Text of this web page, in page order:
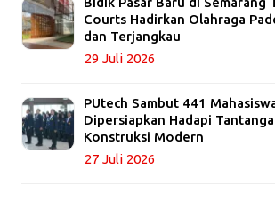
Courts Hadirkan Olahraga
dan Terjangkau
29 Juli 2026
PUtech Sambut 441
Dipersiapkan Hadapi
Konstruksi Modern
27 Juli 2026